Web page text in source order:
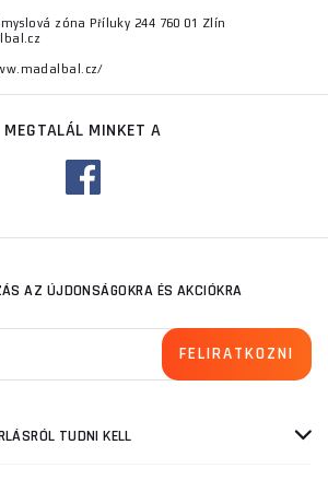
zóna Příluky 244 760 01 Zlín
MEGTALÁL MINKET A
AZ ÚJDONSÁGOKRA ÉS AKCIÓKRA
TUDNI KELL